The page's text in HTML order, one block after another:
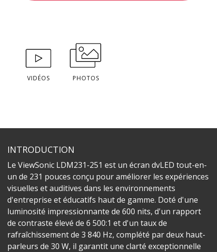
VIDÉOS PHOTOS
INTRODUCTION
Le ViewSonic LDM231-251 est un écran dvLED tout-en-
un de 231 pouces conçu pour améliorer les expériences
visuelles et auditives dans les environnements
d'entreprise et éducatifs haut de gamme. Doté d'une
luminosité impressionnante de 600 nits, d'un rapport
de contraste élevé de 6 500:1 et d'un taux de
rafraîchissement de 3 840 Hz, complété par deux haut-
parleurs de 30 W, il garantit une clarté exceptionnelle